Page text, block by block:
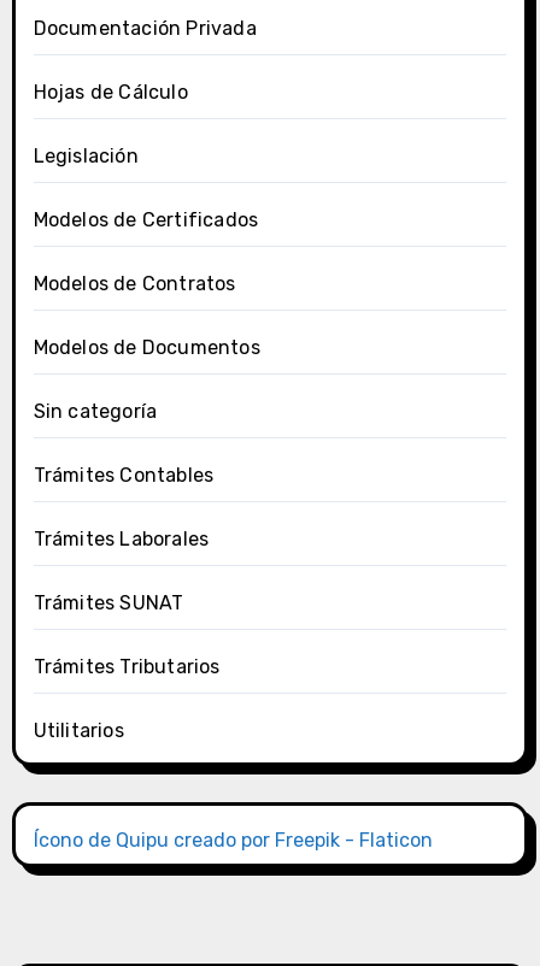
Documentación Privada
Hojas de Cálculo
Legislación
Modelos de Certificados
Modelos de Contratos
Modelos de Documentos
Sin categoría
Trámites Contables
Trámites Laborales
Trámites SUNAT
Trámites Tributarios
Utilitarios
Ícono de Quipu creado por Freepik - Flaticon